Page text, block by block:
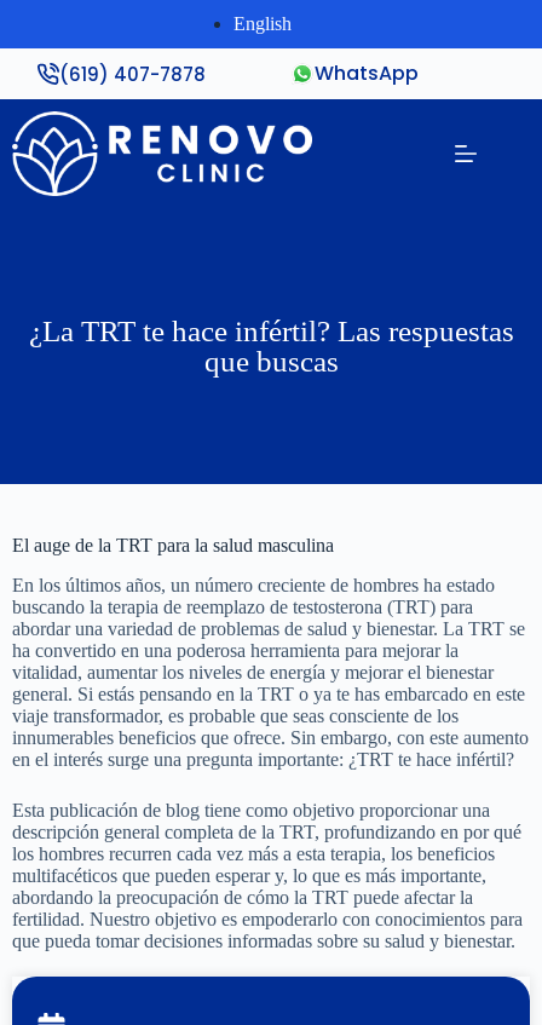
English
(619) 407-7878 WhatsApp
¿La TRT te hace infértil? Las respuestas
que buscas
El auge de la TRT para la salud masculina
En los últimos años, un número creciente de hombres ha estado
buscando la terapia de reemplazo de testosterona (TRT) para
abordar una variedad de problemas de salud y bienestar. La TRT se
ha convertido en una poderosa herramienta para mejorar la
vitalidad, aumentar los niveles de energía y mejorar el bienestar
general. Si estás pensando en la TRT o ya te has embarcado en este
viaje transformador, es probable que seas consciente de los
innumerables beneficios que ofrece. Sin embargo, con este aumento
en el interés surge una pregunta importante: ¿TRT te hace infértil?
Esta publicación de blog tiene como objetivo proporcionar una
descripción general completa de la TRT, profundizando en por qué
los hombres recurren cada vez más a esta terapia, los beneficios
multifacéticos que pueden esperar y, lo que es más importante,
abordando la preocupación de cómo la TRT puede afectar la
fertilidad. Nuestro objetivo es empoderarlo con conocimientos para
que pueda tomar decisiones informadas sobre su salud y bienestar.